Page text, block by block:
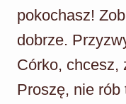
pokochasz!
dobrze.
Córko, chcesz,
Proszę, nie rób